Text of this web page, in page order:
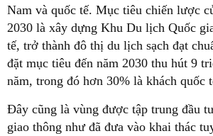
Nam và quốc tế. Mục tiêu chiến lược
2030 là xây dựng Khu Du lịch Quốc
tế, trở thành đô thị du lịch sạch đạt
đặt mục tiêu đến năm 2030 thu hút 9
năm, trong đó hơn 30% là khách quốc
Đây cũng là vùng được tập trung đầu
giao thông như đã đưa vào khai thác